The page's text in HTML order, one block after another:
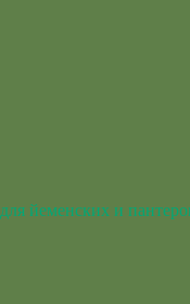
для йеменских и